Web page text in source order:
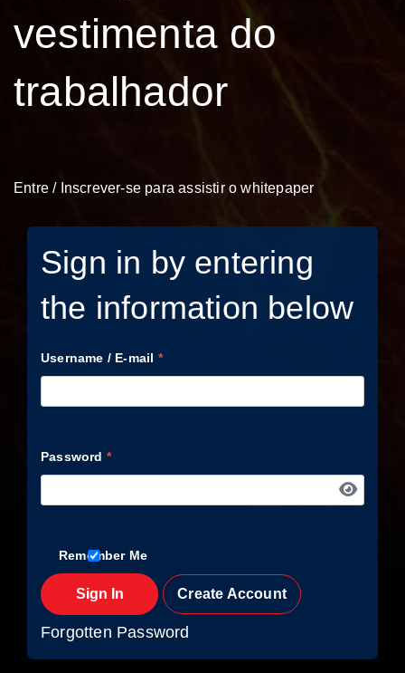
vestimenta do
trabalhador
Entre / Inscrever-se para assistir o whitepaper
Sign in by entering
the information below
Username / E-mail *
Password *
Remember Me
Sign In Create Account
Forgotten Password